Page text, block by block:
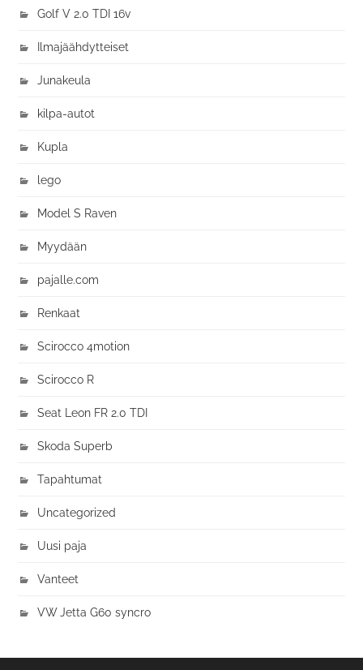
Golf V 2.0 TDI 16v
Ilmajäähdytteiset
Junakeula
kilpa-autot
Kupla
lego
Model S Raven
Myydään
pajalle.com
Renkaat
Scirocco 4motion
Scirocco R
Seat Leon FR 2.0 TDI
Skoda Superb
Tapahtumat
Uncategorized
Uusi paja
Vanteet
VW Jetta G60 syncro